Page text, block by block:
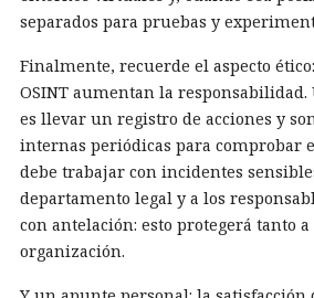
separados para pruebas y
Finalmente, recuerde el aspecto
OSINT aumentan la responsabilidad.
es llevar un registro de acciones y
internas periódicas para comprobar
debe trabajar con incidentes
departamento legal y a los
con antelación: esto protegerá tanto
organización.